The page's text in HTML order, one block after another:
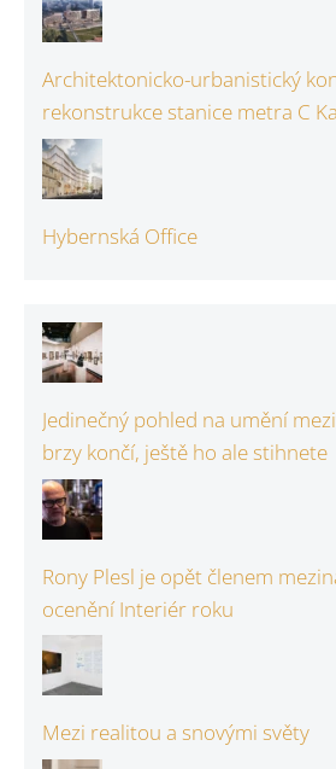
Architektonicko-urbanistický
rekonstrukce stanice metra C
Hybernská Office
Jedinečný pohled na umění
brzy končí, ještě ho ale stihnete
Rony Plesl je opět členem
ocenění Interiér roku
Mezi realitou a snovými světy